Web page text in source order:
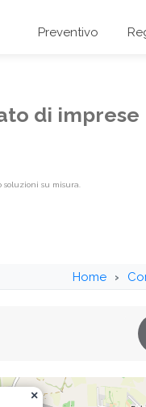
Preventivo
di imprese
su misura.
Home
×